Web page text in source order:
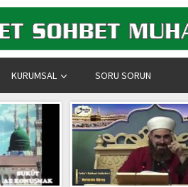
KURUMSAL SORU SORUN